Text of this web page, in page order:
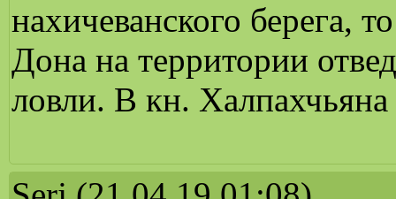
нахичеванского берега,
Дона на территории
ловли. В кн.